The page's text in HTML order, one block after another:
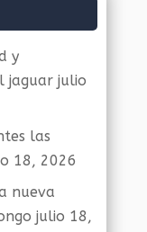
y
jaguar julio
las
18, 2026
nueva
julio 18,